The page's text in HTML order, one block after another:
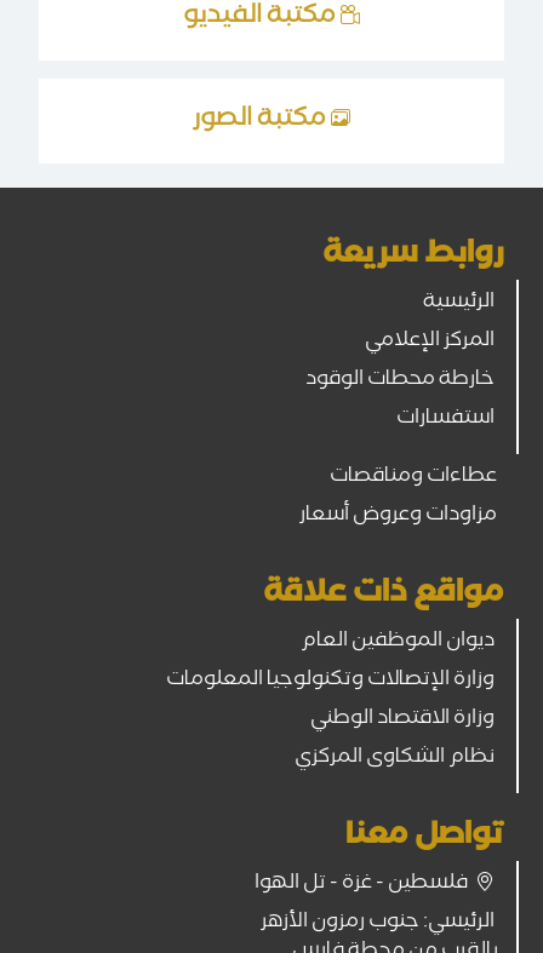
مكتبة الفيديو
مكتبة الصور
روابط سريعة
الرئيسية
المركز الإعلامي
خارطة محطات الوقود
استفسارات
عطاءات ومناقصات
مزاودات وعروض أسعار
مواقع ذات علاقة
ديوان الموظفين العام
وزارة الإتصالات وتكنولوجيا المعلومات
وزارة الاقتصاد الوطني
نظام الشكاوى المركزي
تواصل معنا
فلسطين - غزة - تل الهوا
الرئيسي: جنوب رمزون الأزهر